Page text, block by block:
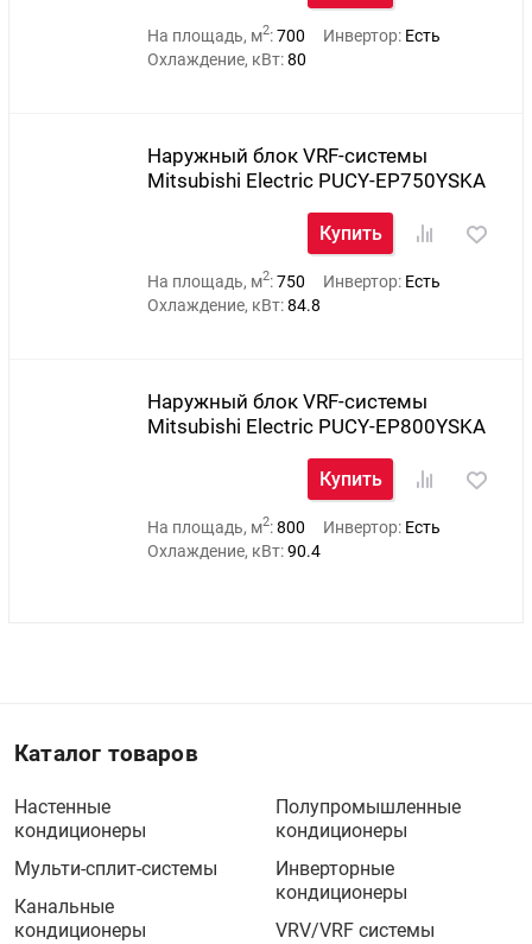
На площадь, м2:700 Инвертор: Есть
Охлаждение, кВт:80
Наружный блок VRF-системы
Mitsubishi Electric PUCY-EP750YSKA
Купить
На площадь, м2:750 Инвертор: Есть
Охлаждение, кВт:84.8
Наружный блок VRF-системы
Mitsubishi Electric PUCY-EP800YSKA
Купить
На площадь, м2:800 Инвертор: Есть
Охлаждение, кВт:90.4
Каталог товаров
Настенные
кондиционеры
Мульти-сплит-системы
Канальные
кондиционеры
Полупромышленные
кондиционеры
Инверторные
кондиционеры
VRV/VRF системы